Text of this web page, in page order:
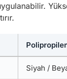
Siyah /